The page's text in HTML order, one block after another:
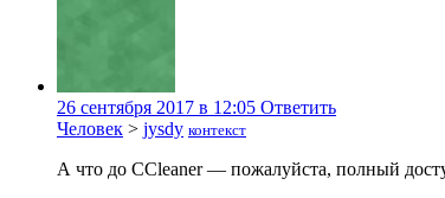
26 сентября 2017 в 12:05 Ответить
Человек > jysdy контекст
А что до CCleaner — пожалуйста, полный